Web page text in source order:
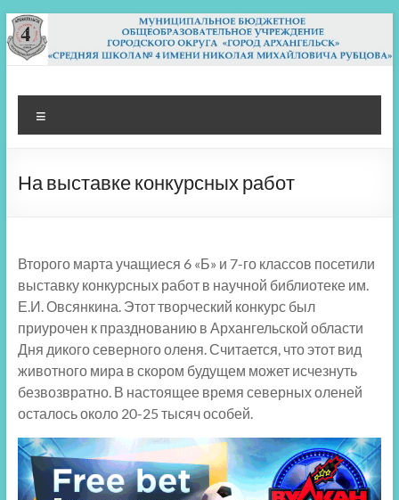
Перейти
к
содержимому
МБОУ СШ 4
Архангельск
На выставке конкурсных работ
Второго марта учащиеся 6 «Б» и 7-го классов посетили
выставку конкурсных работ в научной библиотеке им.
Е.И. Овсянкина. Этот творческий конкурс был
приурочен к празднованию в Архангельской области
Дня дикого северного оленя. Считается, что этот вид
животного мира в скором будущем может исчезнуть
безвозвратно. В настоящее время северных оленей
осталось около 20-25 тысяч особей.